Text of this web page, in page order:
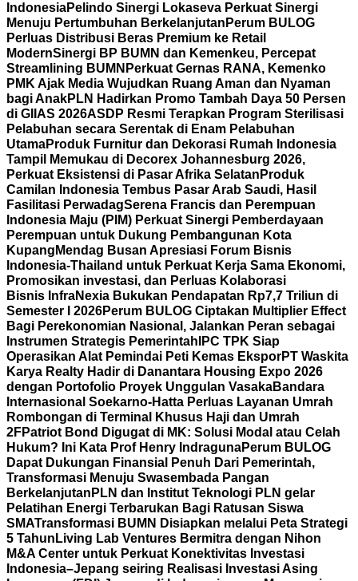
IndonesiaPelindo Sinergi Lokaseva Perkuat Sinergi
Menuju Pertumbuhan Berkelanjutan Perum BULOG
Perluas Distribusi Beras Premium ke Retail
ModernSinergi BP BUMN dan Kemenkeu, Percepat
Streamlining BUMN Perkuat Gernas RANA, Kemenko
PMK Ajak Media Wujudkan Ruang Aman dan Nyaman
bagi AnakPLN Hadirkan Promo Tambah Daya 50 Persen
di GIIAS 2026ASDP Resmi Terapkan Program Sterilisasi
Pelabuhan secara Serentak di Enam Pelabuhan
UtamaProduk Furnitur dan Dekorasi Rumah Indonesia
Tampil Memukau di Decorex Johannesburg 2026,
Perkuat Eksistensi di Pasar Afrika Selatan Produk
Camilan Indonesia Tembus Pasar Arab Saudi, Hasil
Fasilitasi PerwadagSerena Francis dan Perempuan
Indonesia Maju (PIM) Perkuat Sinergi Pemberdayaan
Perempuan untuk Dukung Pembangunan Kota
Kupang Mendag Busan Apresiasi Forum Bisnis
Indonesia-Thailand untuk Perkuat Kerja Sama Ekonomi,
Promosikan investasi, dan Perluas Kolaborasi
Bisnis InfraNexia Bukukan Pendapatan Rp7,7 Triliun di
Semester I 2026Perum BULOG Ciptakan Multiplier Effect
Bagi Perekonomian Nasional, Jalankan Peran sebagai
Instrumen Strategis Pemerintah IPC TPK Siap
Operasikan Alat Pemindai Peti Kemas EksporPT Waskita
Karya Realty Hadir di Danantara Housing Expo 2026
dengan Portofolio Proyek Unggulan VasakaBandara
Internasional Soekarno-Hatta Perluas Layanan Umrah
Rombongan di Terminal Khusus Haji dan Umrah
2FPatriot Bond Digugat di MK: Solusi Modal atau Celah
Hukum? Ini Kata Prof Henry IndragunaPerum BULOG
Dapat Dukungan Finansial Penuh Dari Pemerintah,
Transformasi Menuju Swasembada Pangan
Berkelanjutan PLN dan Institut Teknologi PLN gelar
Pelatihan Energi Terbarukan Bagi Ratusan Siswa
SMATransformasi BUMN Disiapkan melalui Peta Strategi
5 Tahun Living Lab Ventures Bermitra dengan Nihon
M&A Center untuk Perkuat Konektivitas Investasi
Indonesia–Jepang seiring Realisasi Investasi Asing